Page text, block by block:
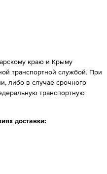
краю и Крыму
транспортной службой. При
либо в случае срочного
транспортную
доставки: